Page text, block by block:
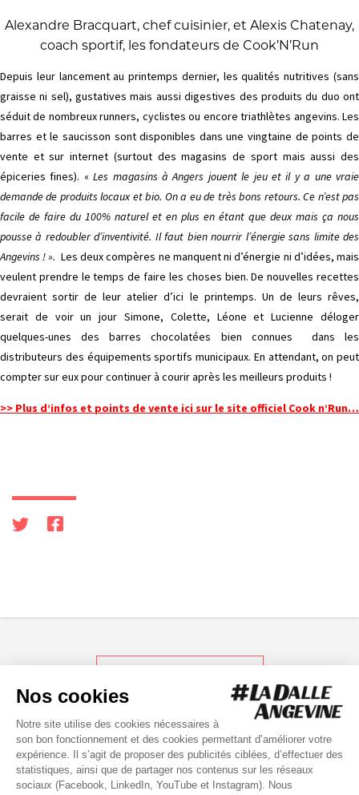
Alexandre Bracquart, chef cuisinier, et Alexis Chatenay,
coach sportif, les fondateurs de Cook’N’Run
Depuis leur lancement au printemps dernier, les qualités nutritives (sans
graisse ni sel), gustatives mais aussi digestives des produits du duo ont
séduit de nombreux runners, cyclistes ou encore triathlètes angevins. Les
barres et le saucisson sont disponibles dans une vingtaine de points de
vente et sur internet (surtout des magasins de sport mais aussi des
épiceries fines). «Les magasins à Angers jouent le jeu et il y a une vraie
demande de produits locaux et bio. On a eu de très bons retours. Ce n’est pas
facile de faire du 100% naturel et en plus en étant que deux mais ça nous
pousse à redoubler d’inventivité. Il faut bien nourrir l’énergie sans limite des
Angevins ! ». Les deux compères ne manquent ni d’énergie ni d’idées, mais
veulent prendre le temps de faire les choses bien. De nouvelles recettes
devraient sortir de leur atelier d’ici le printemps. Un de leurs rêves,
serait de voir un jour Simone, Colette, Léone et Lucienne déloger
quelques-unes des barres chocolatées bien connues dans les
distributeurs des équipements sportifs municipaux. En attendant, on peut
compter sur eux pour continuer à courir après les meilleurs produits !
>> Plus d’infos et points de vente ici sur le site officiel Cook n’Run…
RETOUR AUX ACTUS